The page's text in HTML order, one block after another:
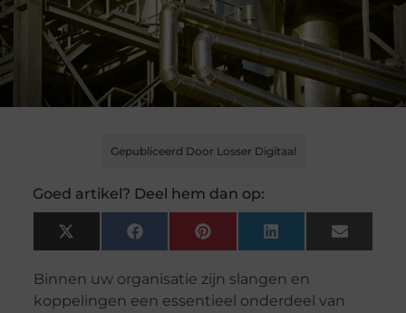
Gepubliceerd Door Losser Digitaal
Goed artikel? Deel hem dan op:
X
(Twitter)
FacebookPinterest LinkedIn Email
Binnen uw organisatie zijn slangen en
koppelingen een essentieel onderdeel van